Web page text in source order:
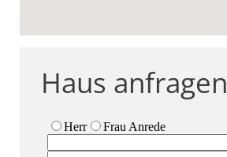
Haus anfragen